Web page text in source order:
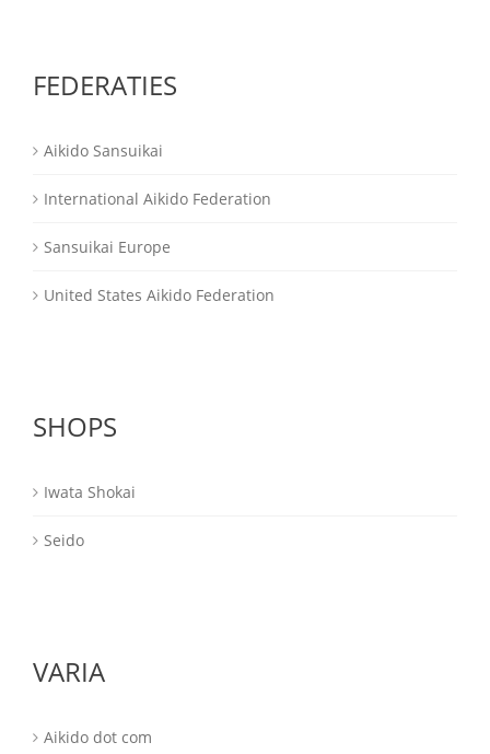
FEDERATIES
Aikido Sansuikai
International Aikido Federation
Sansuikai Europe
United States Aikido Federation
SHOPS
Iwata Shokai
Seido
VARIA
Aikido dot com